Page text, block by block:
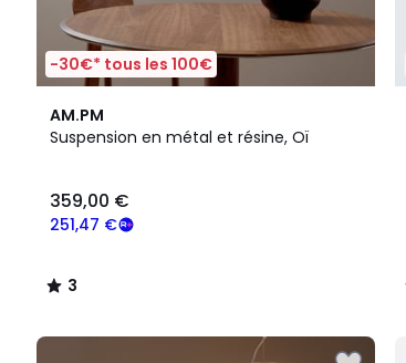
-30€* tous les 100€
AM.PM
Suspension en métal et résine, Oï
251,47 €
359,00 €
3
/
3
/